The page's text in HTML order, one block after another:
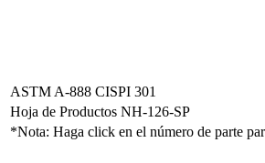
ASTM A-888 CISPI 301
Hoja de Productos NH-126-SP
*Nota: Haga click en el número de parte